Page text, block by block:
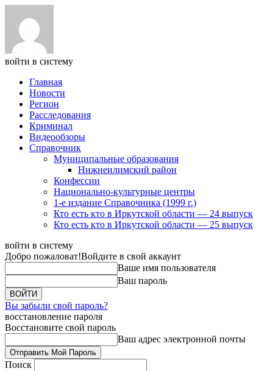
войти в систему
Главная
Новости
Регион
Расследования
Криминал
Видеообзоры
Справочник
Муниципальные образования
Нижнеилимский район
Конфессии
Национально-культурные центры
1-е издание Справочника (1999 г.)
Кто есть кто в Иркутской области — 24 выпуск
Кто есть кто в Иркутской области — 25 выпуск
войти в систему
Добро пожаловат!Войдите в свой аккаунт
Ваше имя пользователя
Ваш пароль
Вы забыли свой пароль?
восстановление пароля
Восстановите свой пароль
Ваш адрес электронной почты
Поиск